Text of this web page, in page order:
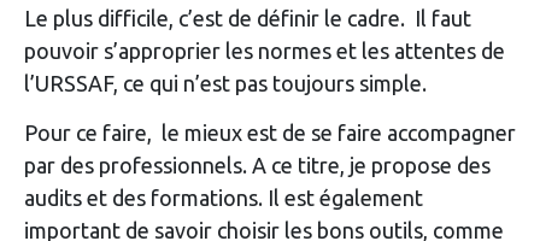
Le plus difficile, c’est de définir le cadre. Il faut
pouvoir s’approprier les normes et les attentes de
l’URSSAF, ce qui n’est pas toujours simple.
Pour ce faire, le mieux est de se faire accompagner
par des professionnels. A ce titre, je propose des
audits et des formations. Il est également
important de savoir choisir les bons outils, comme